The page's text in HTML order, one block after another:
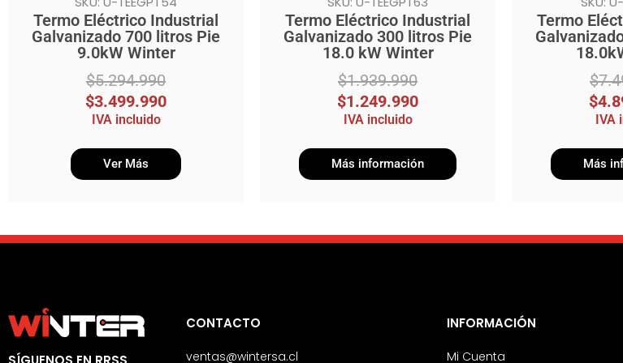
Termo Eléctrico Industrial
Galvanizado 700 litros Pie
9.0kW Winter
$5.294.990
$3.499.990
IVA incluido
Ver Más
Termo Eléctrico Industrial
Galvanizado 300 litros Pie
18.0 kW Winter
$1.939.990
$1.249.990
IVA incluido
Más información
Termo
$
$
IVA
Más
CONTACTO
ventas@wintersa.cl
INFORMACIÓN
Mi Cuenta